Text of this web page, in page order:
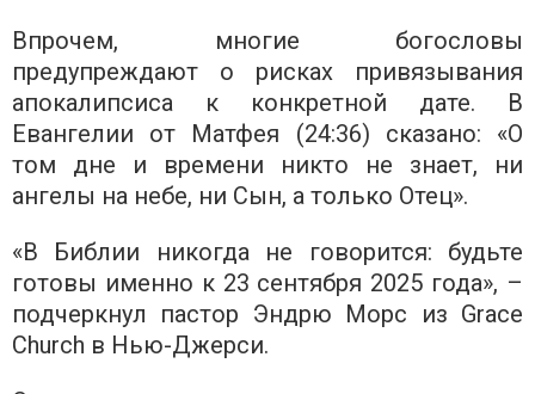
Впрочем, многие богословы
предупреждают о рисках привязывания
апокалипсиса к конкретной дате. В
Евангелии от Матфея (24:36) сказано: «О
том дне и времени никто не знает, ни
ангелы на небе, ни Сын, а только Отец».
«В Библии никогда не говорится: будьте
готовы именно к 23 сентября 2025 года», –
подчеркнул пастор Эндрю Морс из Grace
Church в Нью-Джерси.